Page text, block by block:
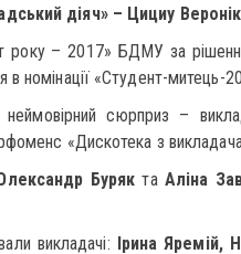
діяч» – Цициу
року – 2017» БДМУ за
номінації «Студент-митець-
сюрприз –
«Дискотека з
Буряк та Аліна
викладачі: Ірина Яремій,